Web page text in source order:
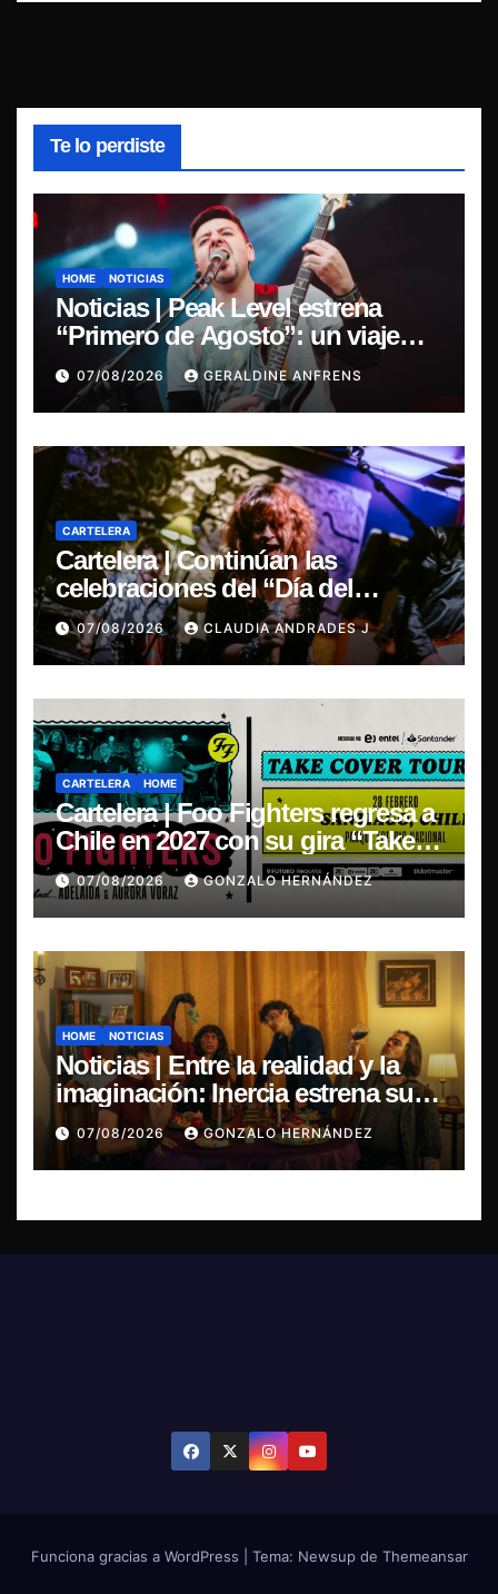
Te lo perdiste
HOME NOTICIAS
Noticias | Peak Level estrena
“Primero de Agosto”: un viaje
sonoro por el duelo y la memoria.
07/08/2026 GERALDINE ANFRENS
CARTELERA
Cartelera | Continúan las
celebraciones del “Día del
Blues”, La Rox se presentará este
sábado en Concepción
07/08/2026 CLAUDIA ANDRADES J
CARTELERA HOME
Cartelera | Foo Fighters regresa a
Chile en 2027 con su gira “Take
Cover Tour 2027”
07/08/2026 GONZALO HERNÁNDEZ
HOME NOTICIAS
Noticias | Entre la realidad y la
imaginación: Inercia estrena su
primer single “Marilina”
07/08/2026 GONZALO HERNÁNDEZ
Funciona gracias a WordPress Tema: Newsup de Themeansar